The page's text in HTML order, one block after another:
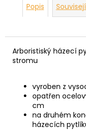
Popis
Arboristiský házecí
stromu
vyroben z
opatřen
cm
na druhém
házecích